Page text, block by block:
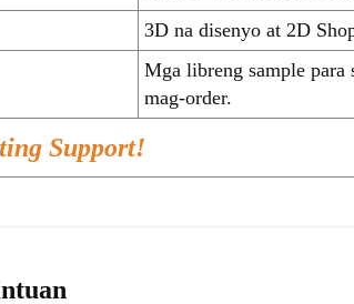
3D na disenyo at 2D
Mga libreng sample para
mag-order.
Support!